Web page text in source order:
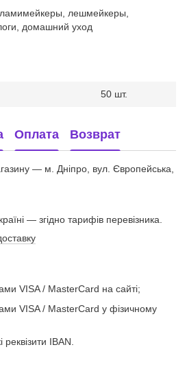
ламимейкеры, лешмейкеры,
домашний уход
50 шт.
Оплата Возврат
— м. Дніпро, вул. Європейська,
— згідно тарифів перевізника.
VISA / MasterCard на сайті;
VISA / MasterCard у фізичному
реквізити IBAN.